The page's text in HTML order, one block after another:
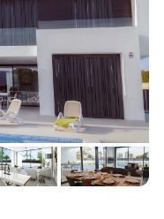
brødrister, en elkedel,